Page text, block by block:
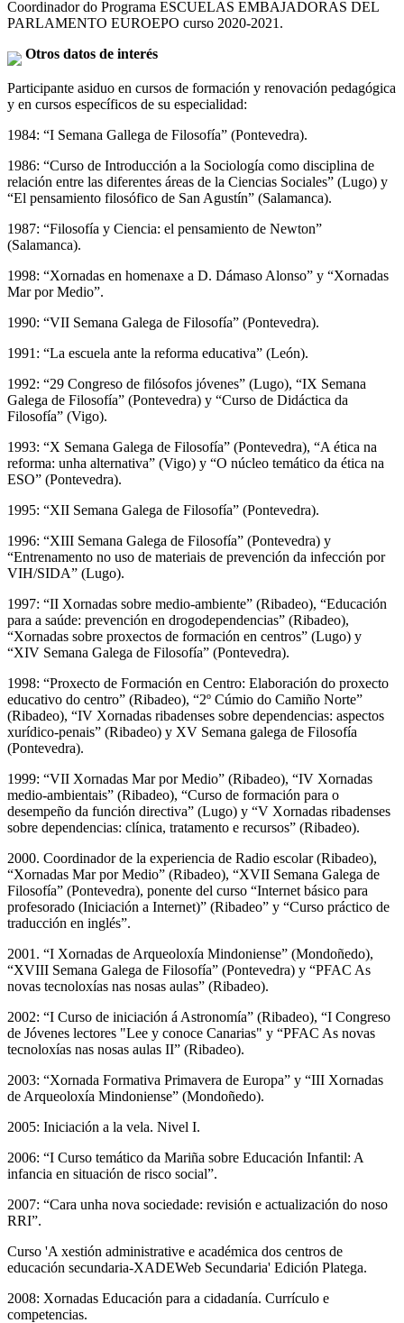
Coordinador do Programa ESCUELAS EMBAJADORAS DEL
PARLAMENTO EUROEPO curso 2020-2021.
Otros datos de interés
Participante asiduo en cursos de formación y renovación pedagógica
y en cursos específicos de su especialidad:
1984: “I Semana Gallega de Filosofía” (Pontevedra).
1986: “Curso de Introducción a la Sociología como disciplina de
relación entre las diferentes áreas de la Ciencias Sociales” (Lugo) y
“El pensamiento filosófico de San Agustín” (Salamanca).
1987: “Filosofía y Ciencia: el pensamiento de Newton”
(Salamanca).
1998: “Xornadas en homenaxe a D. Dámaso Alonso” y “Xornadas
Mar por Medio”.
1990: “VII Semana Galega de Filosofía” (Pontevedra).
1991: “La escuela ante la reforma educativa” (León).
1992: “29 Congreso de filósofos jóvenes” (Lugo), “IX Semana
Galega de Filosofía” (Pontevedra) y “Curso de Didáctica da
Filosofía” (Vigo).
1993: “X Semana Galega de Filosofía” (Pontevedra), “A ética na
reforma: unha alternativa” (Vigo) y “O núcleo temático da ética na
ESO” (Pontevedra).
1995: “XII Semana Galega de Filosofía” (Pontevedra).
1996: “XIII Semana Galega de Filosofía” (Pontevedra) y
“Entrenamento no uso de materiais de prevención da infección por
VIH/SIDA” (Lugo).
1997: “II Xornadas sobre medio-ambiente” (Ribadeo), “Educación
para a saúde: prevención en drogodependencias” (Ribadeo),
“Xornadas sobre proxectos de formación en centros” (Lugo) y
“XIV Semana Galega de Filosofía” (Pontevedra).
1998: “Proxecto de Formación en Centro: Elaboración do proxecto
educativo do centro” (Ribadeo), “2º Cúmio do Camiño Norte”
(Ribadeo), “IV Xornadas ribadenses sobre dependencias: aspectos
xurídico-penais” (Ribadeo) y XV Semana galega de Filosofía
(Pontevedra).
1999: “VII Xornadas Mar por Medio” (Ribadeo), “IV Xornadas
medio-ambientais” (Ribadeo), “Curso de formación para o
desempeño da función directiva” (Lugo) y “V Xornadas ribadenses
sobre dependencias: clínica, tratamento e recursos” (Ribadeo).
2000. Coordinador de la experiencia de Radio escolar (Ribadeo),
“Xornadas Mar por Medio” (Ribadeo), “XVII Semana Galega de
Filosofía” (Pontevedra), ponente del curso “Internet básico para
profesorado (Iniciación a Internet)” (Ribadeo” y “Curso práctico de
traducción en inglés”.
2001. “I Xornadas de Arqueoloxía Mindoniense” (Mondoñedo),
“XVIII Semana Galega de Filosofía” (Pontevedra) y “PFAC As
novas tecnoloxías nas nosas aulas” (Ribadeo).
2002: “I Curso de iniciación á Astronomía” (Ribadeo), “I Congreso
de Jóvenes lectores "Lee y conoce Canarias" y “PFAC As novas
tecnoloxías nas nosas aulas II” (Ribadeo).
2003: “Xornada Formativa Primavera de Europa” y “III Xornadas
de Arqueoloxía Mindoniense” (Mondoñedo).
2005: Iniciación a la vela. Nivel I.
2006: “I Curso temático da Mariña sobre Educación Infantil: A
infancia en situación de risco social”.
2007: “Cara unha nova sociedade: revisión e actualización do noso
RRI”.
Curso 'A xestión administrative e académica dos centros de
educación secundaria-XADEWeb Secundaria' Edición Platega.
2008: Xornadas Educación para a cidadanía. Currículo e
competencias.